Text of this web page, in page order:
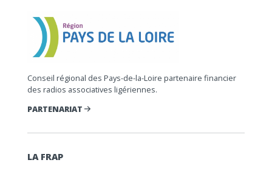
Conseil régional des Pays-de-la-Loire partenaire financier
des radios associatives ligériennes.
PARTENARIAT
LA FRAP